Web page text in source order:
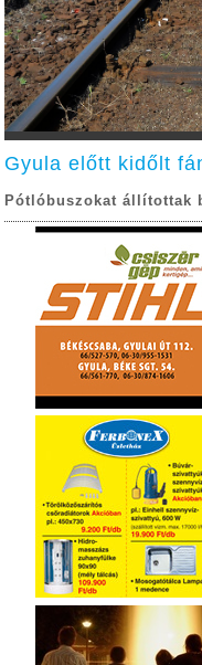
Gyula előtt kidőlt
Pótlóbuszokat állítottak